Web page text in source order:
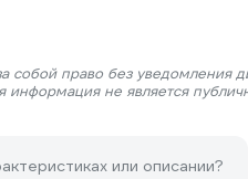
собой право без
информация не является
или описании?